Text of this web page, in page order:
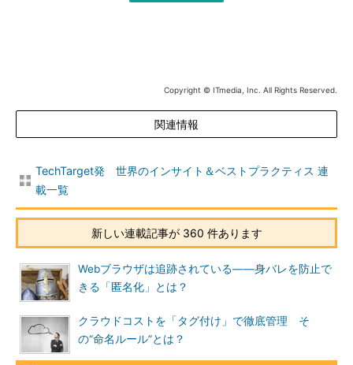
Copyright © ITmedia, Inc. All Rights Reserved.
関連情報
TechTarget発 世界のインサイト＆ベストプラクティス 連
載一覧
新しい連載記事が 360 件あります
Webブラウザは追跡されている――身バレを防止で
きる「匿名化」とは？
クラウドコストを「タグ付け」で徹底管理 そ
の“命名ルール”とは？